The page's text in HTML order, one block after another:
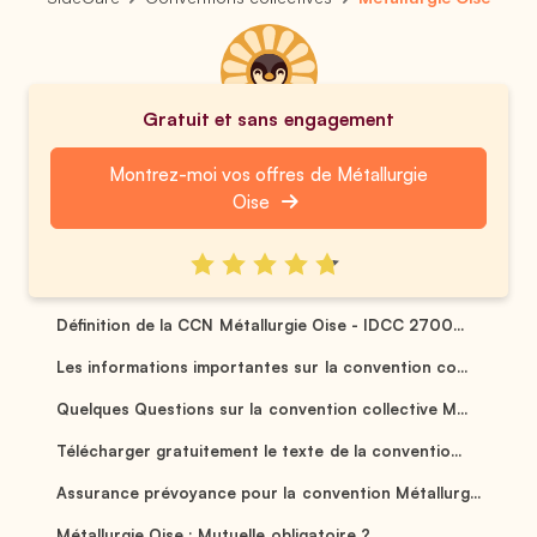
Gratuit et sans engagement
Montrez-moi vos offres de Métallurgie
Oise
Définition de la CCN Métallurgie Oise - IDCC 2700...
Les informations importantes sur la convention co...
Quelques Questions sur la convention collective M...
Télécharger gratuitement le texte de la conventio...
Assurance prévoyance pour la convention Métallurg...